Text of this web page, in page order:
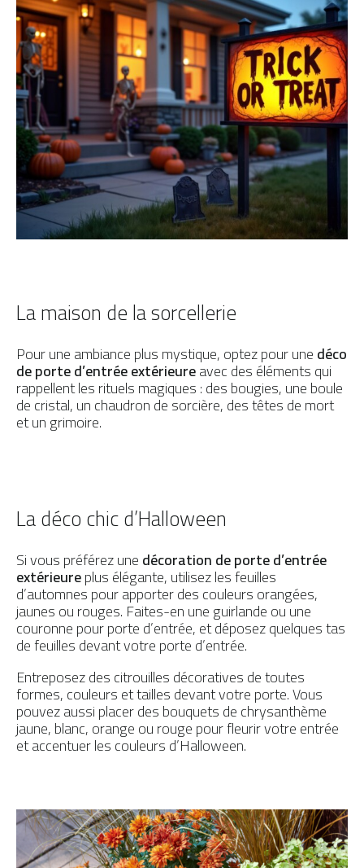
La maison de la sorcellerie
Pour une ambiance plus mystique, optez pour unedéco
de porte d’entrée extérieureavec des éléments qui
rappellent les rituels magiques : des bougies, une boule
de cristal, un chaudron de sorcière, des têtes de mort
et un grimoire.
La déco chic d’Halloween
Si vous préférez unedécoration de porte d’entrée
extérieureplus élégante, utilisez les feuilles
d’automnes pour apporter des couleurs orangées,
jaunes ou rouges. Faites-en une guirlande ou une
couronne pour porte d’entrée, et déposez quelques tas
de feuilles devant votre porte d’entrée.
Entreposez des citrouilles décoratives de toutes
formes, couleurs et tailles devant votre porte. Vous
pouvez aussi placer des bouquets de chrysanthème
jaune, blanc, orange ou rouge pour fleurir votre entrée
et accentuer les couleurs d’Halloween.